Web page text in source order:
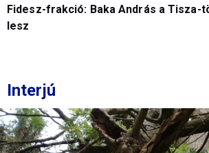
Fidesz-frakció: Baka András a Tisza-
lesz
Interjú